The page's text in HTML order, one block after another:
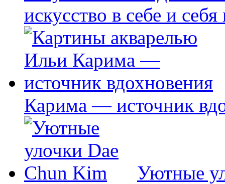
искусство в себе и
Карима — источник
Уютные